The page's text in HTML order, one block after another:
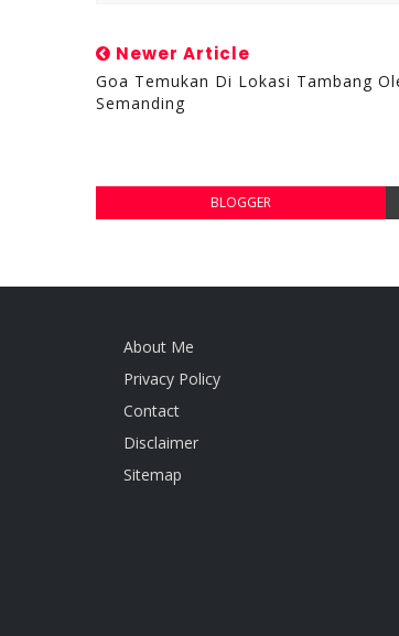
Newer Article
Goa Temukan Di Lokasi Tambang
Semanding
BLOGGER
About Me
Privacy Policy
Contact
Disclaimer
Sitemap